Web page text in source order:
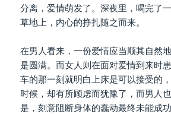
分离，爱情萌发了。深夜里，喝完了
草地上，内心的挣扎随之而来。
在男人看来，一份爱情应当顺其自然
是圆满。而女人则在面对爱情到来时
车的那一刻就明白上床是可以接受的
时候，却有所顾虑而犹豫了，而男人
是，刻意阻断身体的蠢动最终未能成